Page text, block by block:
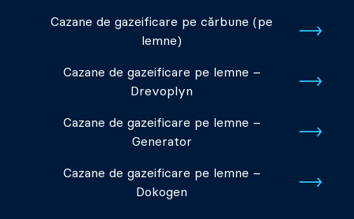
Cazane de gazeificare pe cărbune (pe
lemne)
Cazane de gazeificare pe lemne –
Drevoplyn
Cazane de gazeificare pe lemne –
Generator
Cazane de gazeificare pe lemne –
Dokogen